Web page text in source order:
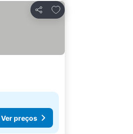
Partilhar
Adicionar aos favoritos
Ver preços